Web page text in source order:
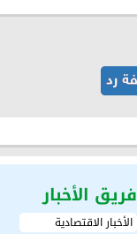
فريق الأخبار
الأخبار الاقتصادية